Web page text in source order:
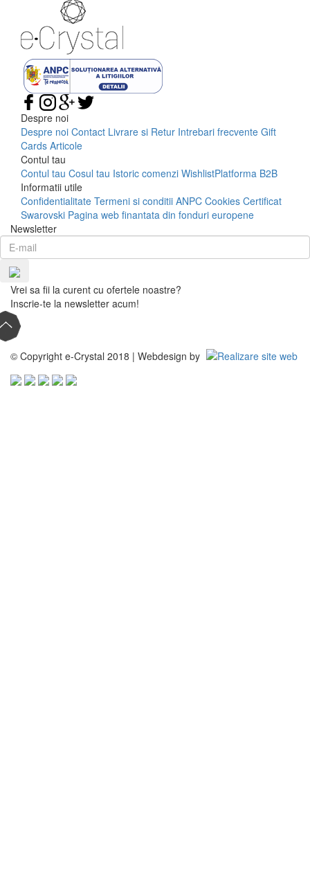
Despre noi
Despre noi Contact Livrare si Retur Intrebari frecvente Gift
Cards Articole
Contul tau
Contul tau Cosul tau Istoric comenzi WishlistPlatforma B2B
Informatii utile
Confidentialitate Termeni si conditii ANPC Cookies Certificat
Swarovski Pagina web finantata din fonduri europene
Newsletter
Vrei sa fii la curent cu ofertele noastre?
Inscrie-te la newsletter acum!
© Copyright e-Crystal 2018 | Webdesign by